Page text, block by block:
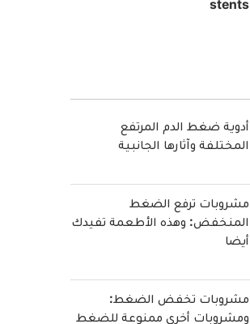
stents
أدوية ضغط الدم المرتفع
المختلفة وآثارها الجانبية
مشروبات ترفع الضغط
المنخفض: وهذه الأطعمة تفيدك
أيضا
مشروبات تخفض الضغط:
ومشروبات أخرى ممنوعة للضغط